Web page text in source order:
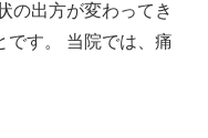
の出方が変わってき
です。 当院では、痛